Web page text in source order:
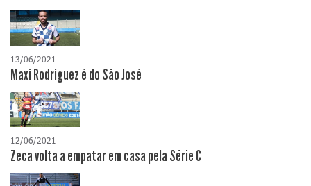
13/06/2021
Maxi Rodriguez é do São José
12/06/2021
Zeca volta a empatar em casa pela Série C